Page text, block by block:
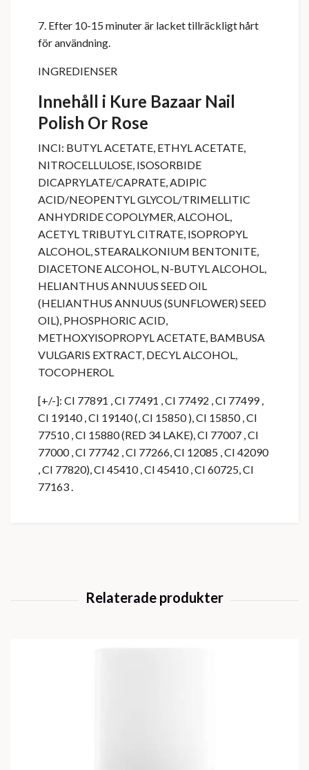
7. Efter 10-15 minuter är lacket tillräckligt hårt
för användning.
INGREDIENSER
Innehåll i Kure Bazaar Nail
Polish Or Rose
INCI: BUTYL ACETATE, ETHYL ACETATE,
NITROCELLULOSE, ISOSORBIDE
DICAPRYLATE/CAPRATE, ADIPIC
ACID/NEOPENTYL GLYCOL/TRIMELLITIC
ANHYDRIDE COPOLYMER, ALCOHOL,
ACETYL TRIBUTYL CITRATE, ISOPROPYL
ALCOHOL, STEARALKONIUM BENTONITE,
DIACETONE ALCOHOL, N-BUTYL ALCOHOL,
HELIANTHUS ANNUUS SEED OIL
(HELIANTHUS ANNUUS (SUNFLOWER) SEED
OIL), PHOSPHORIC ACID,
METHOXYISOPROPYL ACETATE, BAMBUSA
VULGARIS EXTRACT, DECYL ALCOHOL,
TOCOPHEROL
[+/-]: CI 77891 , CI 77491 , CI 77492 , CI 77499 ,
CI 19140 , CI 19140 (, CI 15850 ), CI 15850 , CI
77510 , CI 15880 (RED 34 LAKE), CI 77007 , CI
77000 , CI 77742 , CI 77266, CI 12085 , CI 42090
, CI 77820), CI 45410 , CI 45410 , CI 60725, CI
77163 .